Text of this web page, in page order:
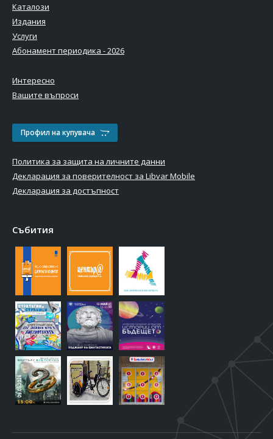
Каталози
Издания
Услуги
Абонамент периодика - 2026
Интересно
Вашите въпроси
Профил на купувача
Политика за защита на личните данни
Декларация за поверителност за Libvar Mobile
Декларация за достъпност
Събития